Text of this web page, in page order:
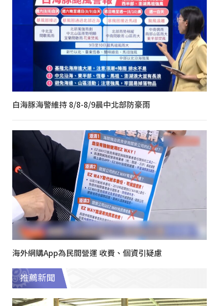
白海豚海警維持 8/8-8/9晨中北部防豪雨
海外網購App為民間營運 收費、個資引疑慮
推薦新聞